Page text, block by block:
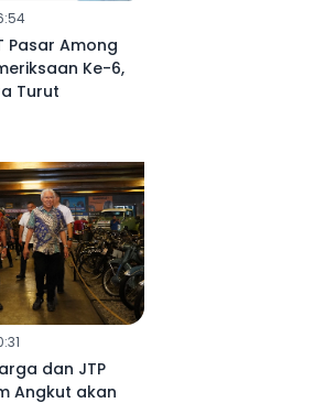
Pasar Among
Ke-6,
Turut
dan JTP
Angkut akan